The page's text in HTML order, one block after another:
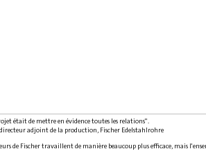
était de mettre en évidence toutes les relations".
adjoint de la production, Fischer Edelstahlrohre
de Fischer travaillent de manière beaucoup plus efficace, mais